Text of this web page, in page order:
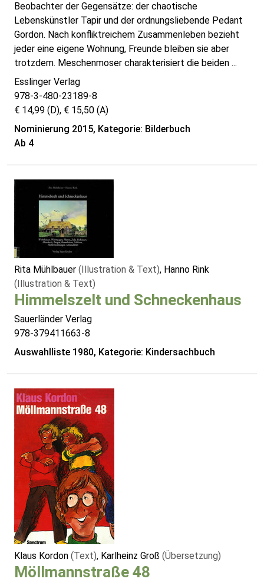
Beobachter der Gegensätze: der chaotische
Lebenskünstler Tapir und der ordnungsliebende Pedant
Gordon. Nach konfliktreichem Zusammenleben bezieht
jeder eine eigene Wohnung, Freunde bleiben sie aber
trotzdem. Meschenmoser charakterisiert die beiden ...
Esslinger Verlag
978-3-480-23189-8
€ 14,99 (D), € 15,50 (A)
Nominierung 2015, Kategorie: Bilderbuch
Ab 4
Rita Mühlbauer (Illustration & Text), Hanno Rink
(Illustration & Text)
Himmelszelt und Schneckenhaus
Sauerländer Verlag
978-379411663-8
Auswahlliste 1980, Kategorie: Kindersachbuch
Klaus Kordon (Text), Karlheinz Groß (Übersetzung)
Möllmannstraße 48